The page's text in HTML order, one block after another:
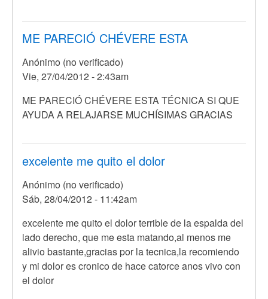
ME PARECIÓ CHÉVERE ESTA
Anónimo (no verificado)
Vie, 27/04/2012 - 2:43am
ME PARECIÓ CHÉVERE ESTA TÉCNICA SI QUE
AYUDA A RELAJARSE MUCHÍSIMAS GRACIAS
excelente me quito el dolor
Anónimo (no verificado)
Sáb, 28/04/2012 - 11:42am
En
respuesta
a
Yo
no
excelente me quito el dolor terrible de la espalda del
lado derecho, que me esta matando,al menos me
alivio bastante,gracias por la tecnica,la recomiendo
y mi dolor es cronico de hace catorce anos vivo con
el dolor